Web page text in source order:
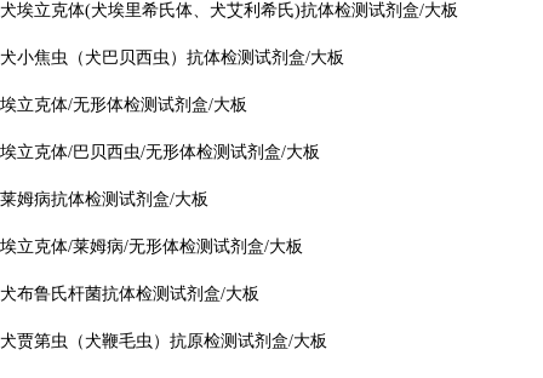
犬埃立克体(犬埃里希氏体、犬艾利希氏)抗体检测试剂盒/大板
犬小焦虫（犬巴贝西虫）抗体检测试剂盒/大板
埃立克体/无形体检测试剂盒/大板
埃立克体/巴贝西虫/无形体检测试剂盒/大板
莱姆病抗体检测试剂盒/大板
埃立克体/莱姆病/无形体检测试剂盒/大板
犬布鲁氏杆菌抗体检测试剂盒/大板
犬贾第虫（犬鞭毛虫）抗原检测试剂盒/大板